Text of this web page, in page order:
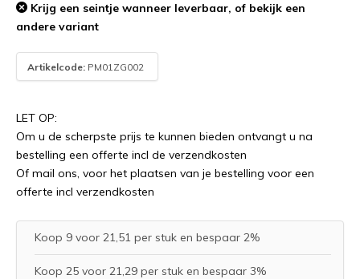
Krijg een seintje wanneer leverbaar, of bekijk een
andere variant
Artikelcode: PM01ZG002
LET OP:
Om u de scherpste prijs te kunnen bieden ontvangt u na
bestelling een offerte incl de verzendkosten
Of mail ons, voor het plaatsen van je bestelling voor een
offerte incl verzendkosten
Koop 9 voor 21,51 per stuk en bespaar 2%
Koop 25 voor 21,29 per stuk en bespaar 3%